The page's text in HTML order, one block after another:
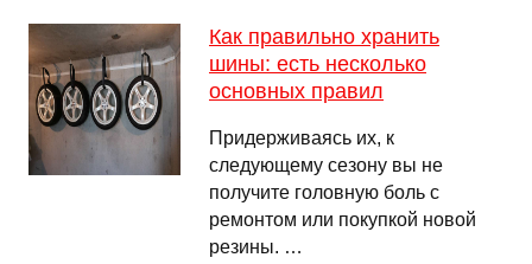
Как правильно хранить
шины: есть несколько
основных правил
Придерживаясь их, к
следующему сезону вы не
получите головную боль с
ремонтом или покупкой новой
резины. …